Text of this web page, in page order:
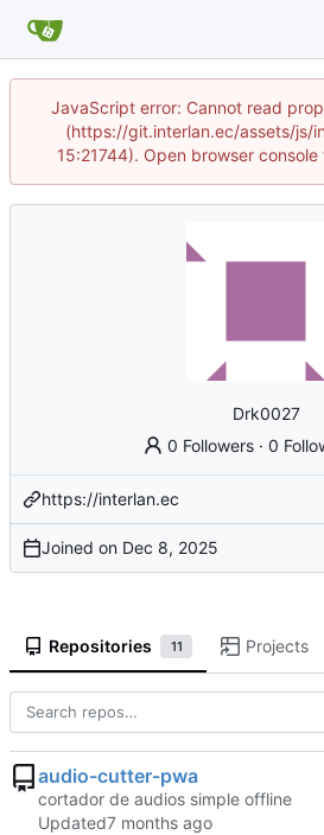
JavaScript error: Cannot read
(https://git.interlan.ec/assets/js/
15:21744). Open browser
Drk0027
0 Followers ·0
https://interlan.ec
Joined on
Repositories 11 Projects
audio-cutter-pwa
cortador de audios simple offline
Updated